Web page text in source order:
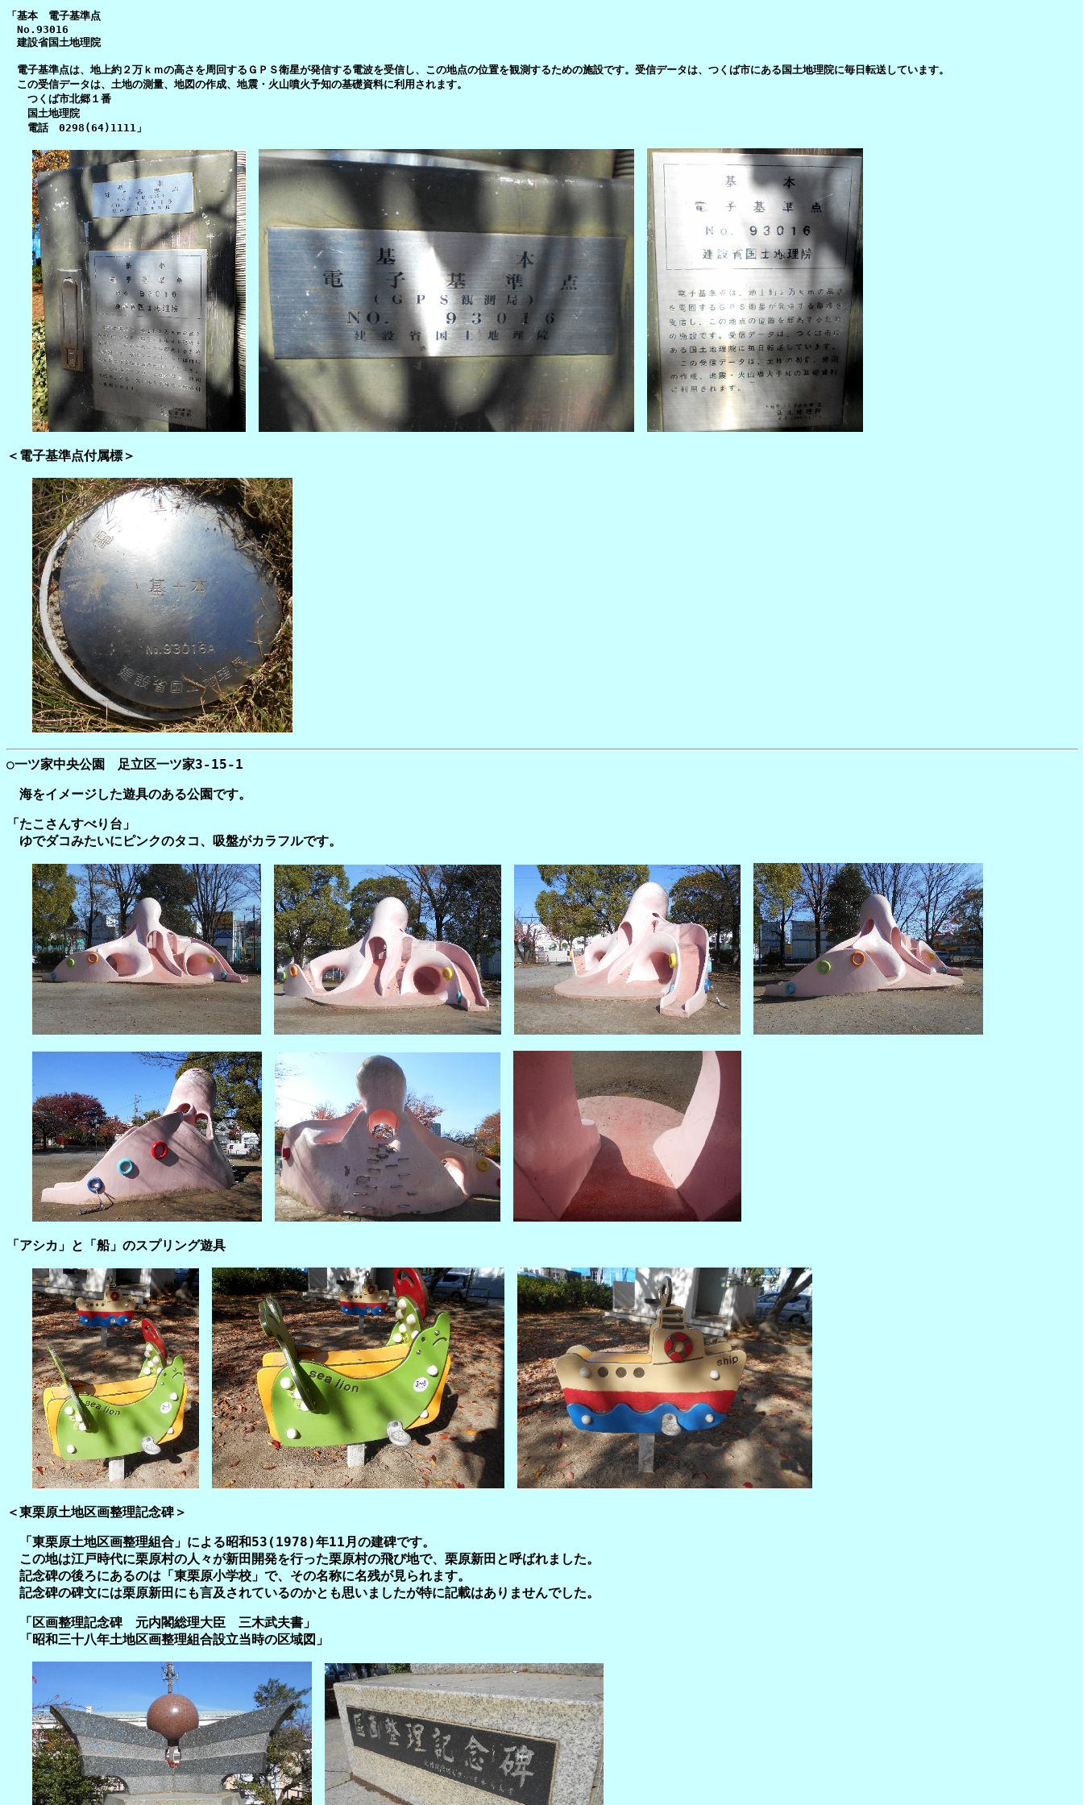
「基本 電子基準点
No.93016
建設省国土地理院
電子基準点は、地上約２万ｋｍの高さを周回するＧＰＳ衛星が発信する電波を受信し、この地点の位置を観測するための施設です。受信データは、つくば市にある国土地理院に毎日転送しています。
この受信データは、土地の測量、地図の作成、地震・火山噴火予知の基礎資料に利用されます。
つくば市北郷１番
国土地理院
電話 0298(64)1111」
＜電子基準点付属標＞
○一ツ家中央公園 足立区一ツ家3-15-1
海をイメージした遊具のある公園です。
「たこさんすべり台」
ゆでダコみたいにピンクのタコ、吸盤がカラフルです。
「アシカ」と「船」のスプリング遊具
＜東栗原土地区画整理記念碑＞
「東栗原土地区画整理組合」による昭和53(1978)年11月の建碑です。
この地は江戸時代に栗原村の人々が新田開発を行った栗原村の飛び地で、栗原新田と呼ばれました。
記念碑の後ろにあるのは「東栗原小学校」で、その名称に名残が見られます。
記念碑の碑文には栗原新田にも言及されているのかとも思いましたが特に記載はありませんでした。
「区画整理記念碑 元内閣総理大臣 三木武夫書」
「昭和三十八年土地区画整理組合設立当時の区域図」